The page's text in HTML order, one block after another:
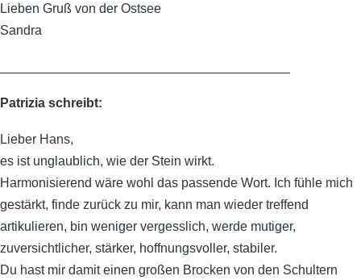
Lieben Gruß von der Ostsee
Sandra
Patrizia schreibt:
Lieber Hans,
es ist unglaublich, wie der Stein wirkt.
Harmonisierend wäre wohl das passende Wort. Ich fühle mich
gestärkt, finde zurück zu mir, kann man wieder treffend
artikulieren, bin weniger vergesslich, werde mutiger,
zuversichtlicher, stärker, hoffnungsvoller, stabiler.
Du hast mir damit einen großen Brocken von den Schultern